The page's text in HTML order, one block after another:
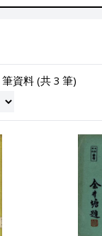
資料 (共 3 筆)